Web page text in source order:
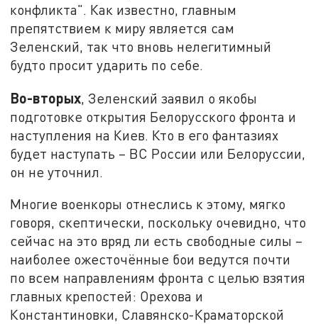
конфликта". Как известно, главным
препятствием к миру является сам
Зеленский, так что вновь нелегитимный
будто просит ударить по себе.
Во-вторых, Зеленский заявил о якобы
подготовке открытия Белорусского фронта и
наступления на Киев. Кто в его фантазиях
будет наступать – ВС России или Белоруссии,
он не уточнил.
Многие военкоры отнеслись к этому, мягко
говоря, скептически, поскольку очевидно, что
сейчас на это вряд ли есть свободные силы –
наиболее ожесточённые бои ведутся почти
по всем направлениям фронта с целью взятия
главных крепостей: Орехова и
Константиновки, Славянско-Краматорской